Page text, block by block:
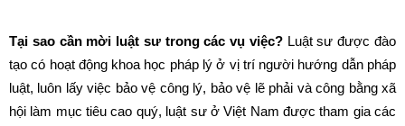
Tại sao cần mời luật sư trong các vụ việc?Luật sư được đào
tạo có hoạt động khoa học pháp lý ở vị trí người hướng dẫn pháp
luật, luôn lấy việc bảo vệ công lý, bảo vệ lẽ phải và công bằng xã
hội làm mục tiêu cao quý, luật sư ở Việt Nam được tham gia các